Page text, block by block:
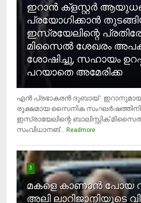
ഇറാന്‍ ക്‌ളസ്റ്റര്‍
പ്രയോഗിക്കാന്‍
ഇസ്രയേലിന്റെ
മിസൈല്‍ ശേഖരം
ശോഷിച്ചു, സഹായം
പറയാതെ അമേരിക്ക
എന്‍ പ്രഭാകരന്‍ ദുബായ് :
രൂക്ഷമായ സൈനിക
ഇസ്രായേലിന്റെ ബാലിസ്റ്റിക്
സംവിധാനങ്...
Readmore
3
മകളെ കാണാന്‍ പോയ
അലി ലാറിജാനിയുടെ